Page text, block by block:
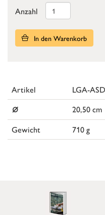
Anzahl
In den Warenkorb
Artikel LGA-ASD
⌀
20,50 cm
Gewicht
710 g